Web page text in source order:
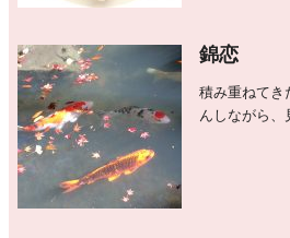
錦恋
積み重ねてき
んしながら、